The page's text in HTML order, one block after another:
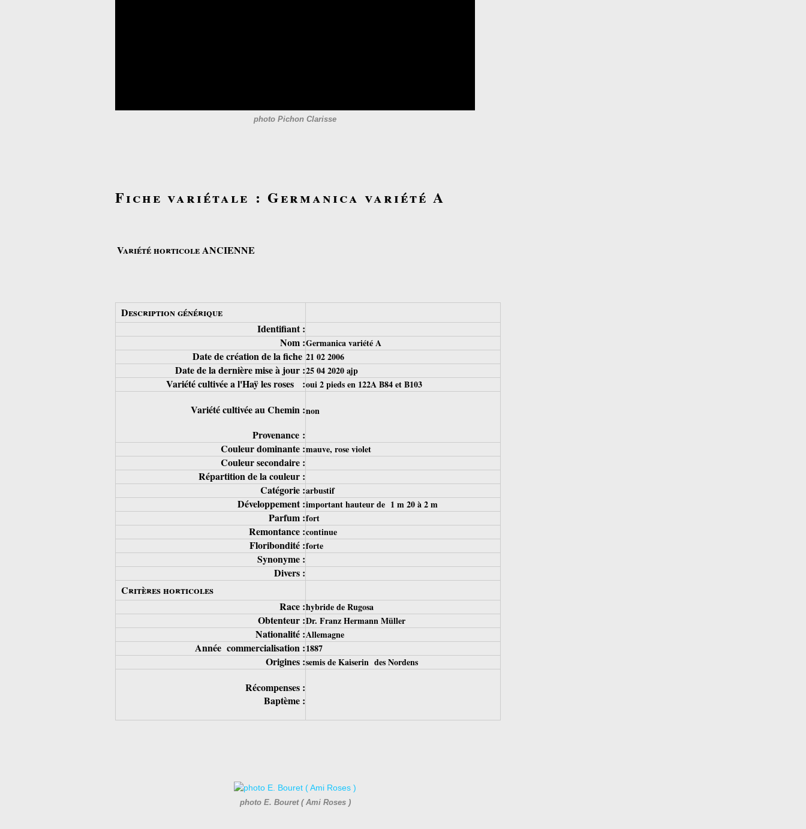
photo Pichon Clarisse
Fiche variétale : Germanica variété A
Variété horticole ANCIENNE
Description générique
Identifiant :
Nom :Germanica variété A
Date de création de la fiche 21 02 2006
Date de la dernière mise à jour :25 04 2020 ajp
Variété cultivée a l'Haÿ les roses :oui 2 pieds en 122A B84 et B103
Variété cultivée au Chemin :
Provenance :
non
Couleur dominante :mauve, rose violet
Couleur secondaire :
Répartition de la couleur :
Catégorie :arbustif
Développement :important hauteur de 1 m 20 à 2 m
Parfum :fort
Remontance :continue
Floribondité :forte
Synonyme :
Divers :
Critères horticoles
Race :hybride de Rugosa
Obtenteur :Dr. Franz Hermann Müller
Nationalité :Allemagne
Année commercialisation :1887
Origines :semis de Kaiserin des Nordens
Récompenses :
Baptème :
photo E. Bouret ( Ami Roses )